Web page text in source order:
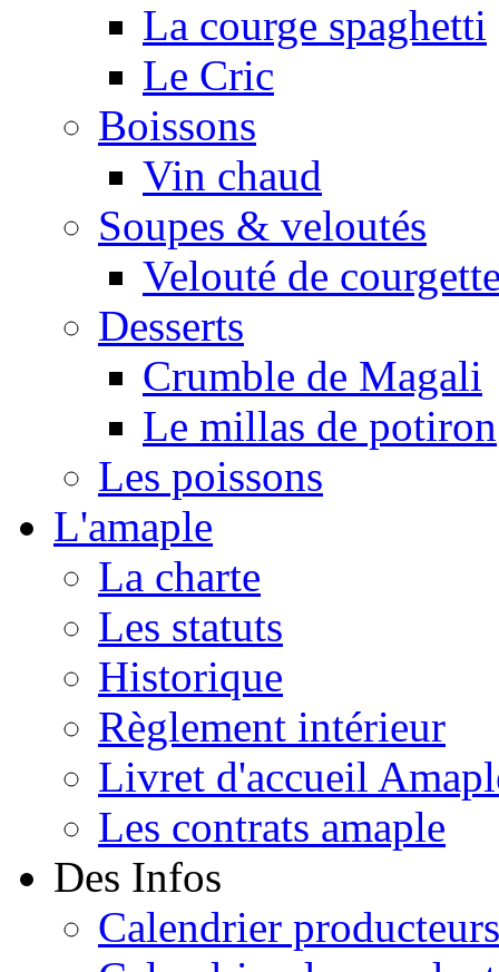
La courge spaghetti
Le Cric
Boissons
Vin chaud
Soupes & veloutés
Velouté de
Desserts
Crumble de Magali
Le millas de potiron
Les poissons
L'amaple
La charte
Les statuts
Historique
Règlement intérieur
Livret d'accueil
Les contrats amaple
Des Infos
Calendrier producteurs